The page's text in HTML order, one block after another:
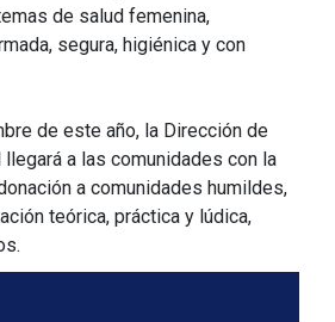
de salud femenina,
segura, higiénica y con
de este año, la Dirección de
a las comunidades con la
a comunidades humildes,
teórica, práctica y lúdica,